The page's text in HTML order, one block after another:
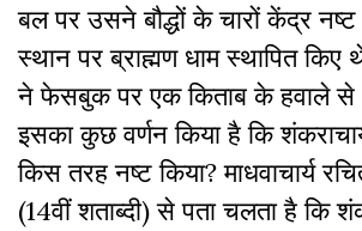
बल पर उसने बौद्धों के चारों केंद्र
स्थान पर ब्राह्मण धाम स्थापित किए
ने फेसबुक पर एक किताब के हवाले से
इसका कुछ वर्णन किया है कि
किस तरह नष्ट किया? माधवाचार्य
(14वीं शताब्दी) से पता चलता है कि